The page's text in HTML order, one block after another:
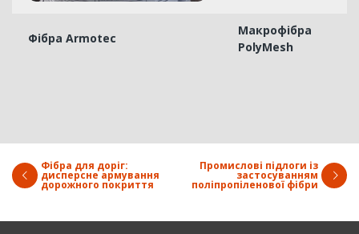
Фібра Armotec
Макрофібра
PolyMesh
Фібра для доріг:
дисперсне армування
дорожного покриття
Промислові підлоги із
застосуванням
поліпропіленової фібри